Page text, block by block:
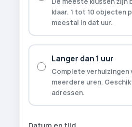
klaar. 1 tot 10 objecten
meestal in dat uur.
Langer dan 1 uur
Complete verhuizingen
meerdere uren.
adressen.